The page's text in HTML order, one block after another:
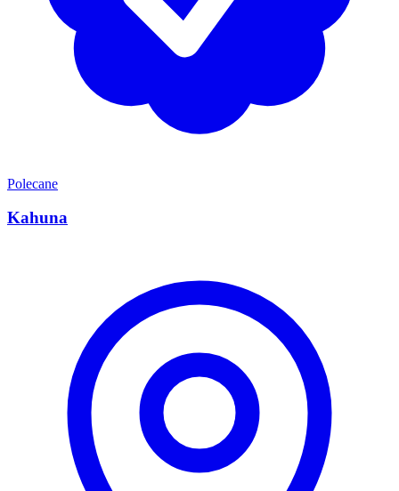
Polecane
Kahuna